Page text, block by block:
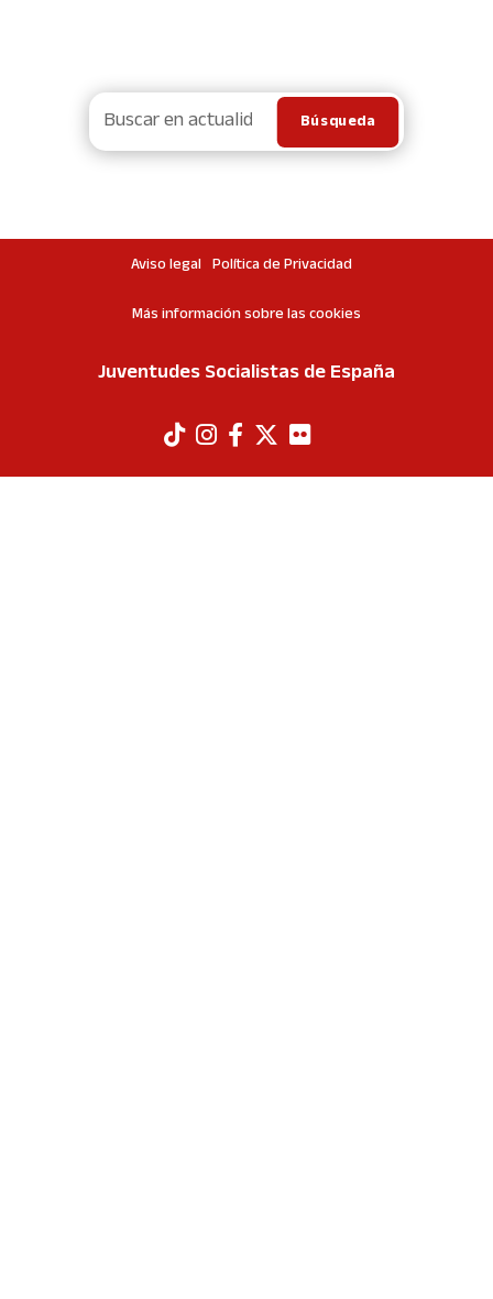
Aviso legal Política de Privacidad
Más información sobre las cookies
Juventudes Socialistas de España